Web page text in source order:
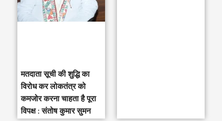
मतदाता सूची की शुद्धि का
विरोध कर लोकतंत्र को
कमजोर करना चाहता है पूरा
विपक्ष : संतोष कुमार सुमन